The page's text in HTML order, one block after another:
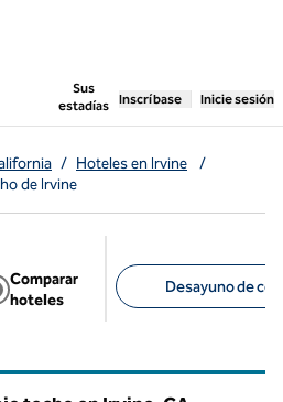
Sus
estadías
, abre una pestaña
Inscríbase Inicie sesión
/ Hoteles en Irvine
/
de Irvine
Comparar
hoteles
Desayuno de